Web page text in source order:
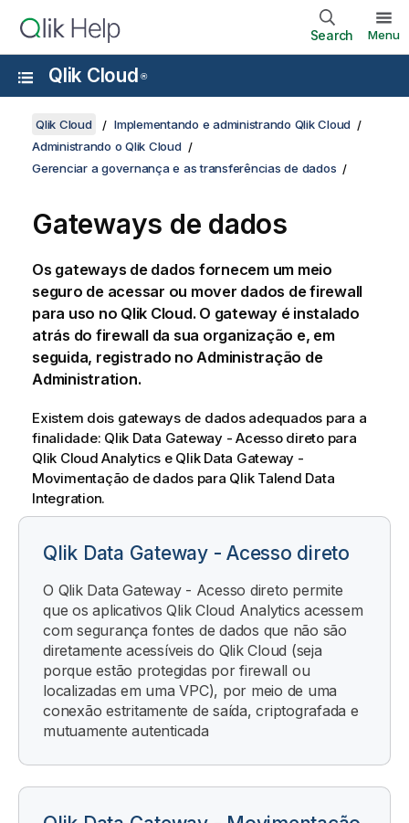
Search Menu
Qlik Cloud ®
Qlik Cloud
Implementando e administrando Qlik Cloud
Administrando o Qlik Cloud
Gerenciar a governança e as transferências de dados
Gateways de dados
Os gateways de dados fornecem um meio
seguro de acessar ou mover dados de firewall
para uso no Qlik Cloud. O gateway é instalado
atrás do firewall da sua organização e, em
seguida, registrado noAdministração de
Administration.
Existem dois gateways de dados adequados para a
finalidade: Qlik Data Gateway - Acesso diretopara
Qlik Cloud Analytics e Qlik Data Gateway -
Movimentação de dadospara Qlik Talend Data
Integration.
Qlik Data Gateway - Acesso direto
O Qlik Data Gateway - Acesso direto permite
que os aplicativosQlik Cloud Analytics acessem
com segurança fontes de dados que não são
diretamente acessíveis do Qlik Cloud (seja
porque estão protegidas por firewall ou
localizadas em uma VPC), por meio de uma
conexão estritamente de saída, criptografada e
mutuamente autenticada